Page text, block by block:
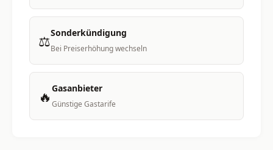
⚖️Sonderkündigung
Bei Preiserhöhung wechseln
🔥 Gasanbieter
Günstige Gastarife